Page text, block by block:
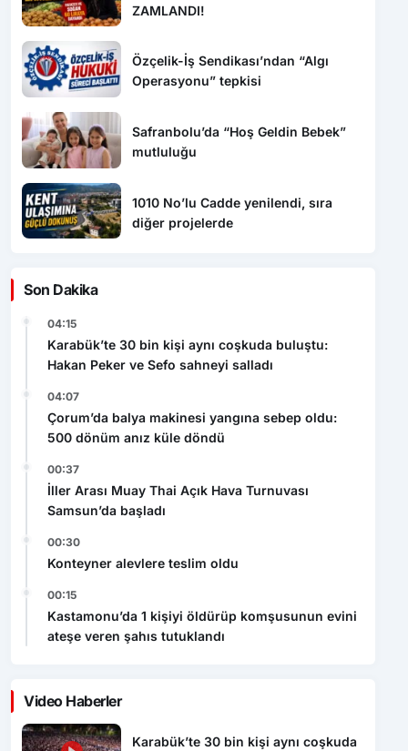
ZAMLANDI!
Özçelik-İş Sendikası’ndan “Algı
Operasyonu” tepkisi
Safranbolu’da “Hoş Geldin Bebek”
mutluluğu
1010 No’lu Cadde yenilendi, sıra
diğer projelerde
Son Dakika
04:15
Karabük’te 30 bin kişi aynı coşkuda buluştu:
Hakan Peker ve Sefo sahneyi salladı
04:07
Çorum’da balya makinesi yangına sebep oldu:
500 dönüm anız küle döndü
00:37
İller Arası Muay Thai Açık Hava Turnuvası
Samsun’da başladı
00:30
Konteyner alevlere teslim oldu
00:15
Kastamonu’da 1 kişiyi öldürüp komşusunun evini
ateşe veren şahıs tutuklandı
Video Haberler
Karabük’te 30 bin kişi aynı coşkuda